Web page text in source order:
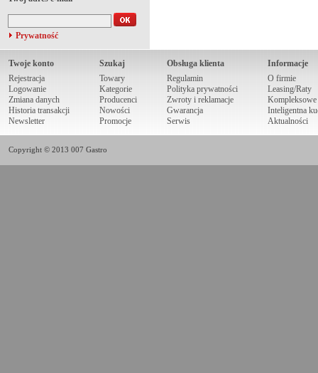
Prywatność
Twoje konto
Rejestracja
Logowanie
Zmiana danych
Historia transakcji
Newsletter
Szukaj
Towary
Kategorie
Producenci
Nowości
Promocje
Obsługa klienta
Regulamin
Polityka prywatności
Zwroty i reklamacje
Gwarancja
Serwis
Informacje
O firmie
Leasing/Raty
Kompleksowe
Inteligentna
Aktualności
Copyright © 2013 007 Gastro